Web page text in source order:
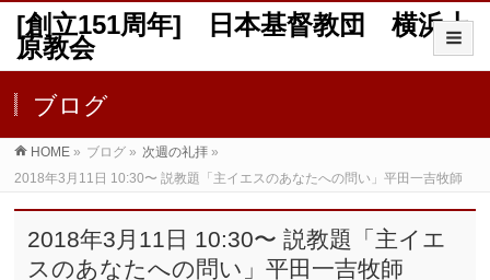
[創立151周年] 日本基督教団 横浜上
原教会
ブログ
HOME » ブログ » 次週の礼拝 »
2018年3月11日 10:30〜 説教題「主イエスのあなたへの問い」平田一吉牧師
2018年3月11日 10:30〜 説教題「主イエ
スのあなたへの問い」平田一吉牧師